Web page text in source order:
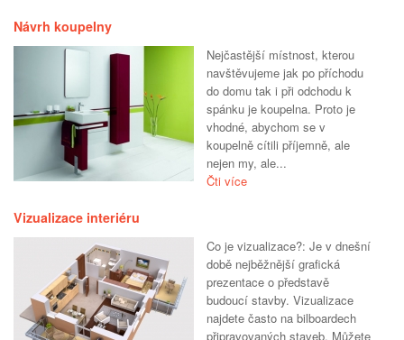
Návrh koupelny
Nejčastější místnost, kterou
navštěvujeme jak po příchodu
do domu tak i při odchodu k
spánku je koupelna. Proto je
vhodné, abychom se v
koupelně cítili příjemně, ale
nejen my, ale...
Čti více
Vizualizace interiéru
Co je vizualizace?: Je v dnešní
době nejběžnější grafická
prezentace o představě
budoucí stavby. Vizualizace
najdete často na bilboardech
připravovaných staveb. Můžete